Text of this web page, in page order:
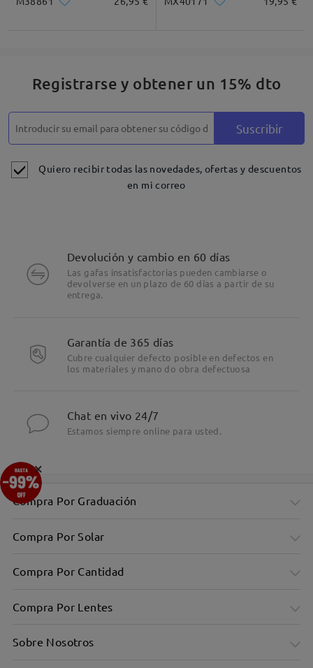
Registrarse y obtener un 15% dto
Suscribir
Quiero recibir todas las novedades, ofertas y descuentos
en mi correo
Devolución y cambio en 60 días
Las gafas insatisfactorias pueden cambiarse o
devolverse en un plazo de 60 días a partir de su
entrega.
Garantía de 365 días
Cubre cualquier defecto posible en defectos en
los materiales y mano do obra defectuosa
Chat en vivo 24/7
Estamos siempre online para usted.
Compra Por Graduación
Compra Por Solar
Compra Por Cantidad
Compra Por Lentes
Sobre Nosotros
×